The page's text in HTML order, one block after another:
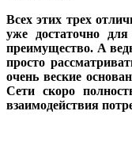
Всех этих трех
уже достаточно
преимущество. А
просто
очень веские
Сети скоро
взаимодействия